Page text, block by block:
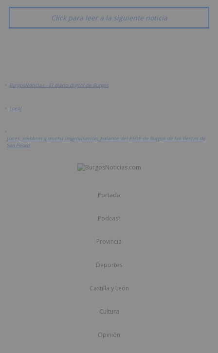
Click para leer a la siguiente noticia
> BurgosNoticias - El diario digital de Burgos
> Local
>
Luces, sombras y mucha improvisación, balance del PSOE de Burgos de las fiestas de
San Pedro
Portada
Podcast
Provincia
Deportes
Castilla y León
Cultura
Opinión